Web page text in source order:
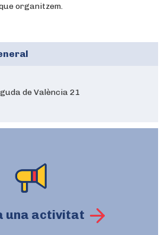
organitzem.
de València 21
una activitat